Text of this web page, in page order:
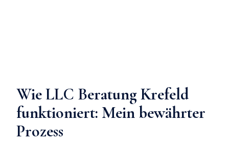
Wie LLC Beratung Krefeld
funktioniert: Mein bewährter
Prozess